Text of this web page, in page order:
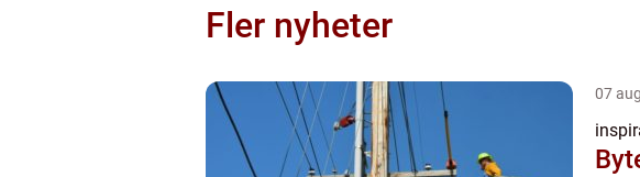
Fler nyheter
07